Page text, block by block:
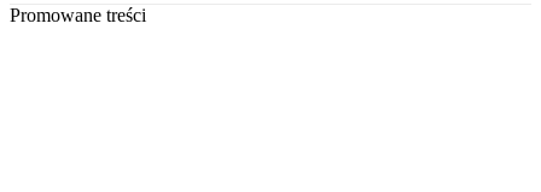
Promowane treści